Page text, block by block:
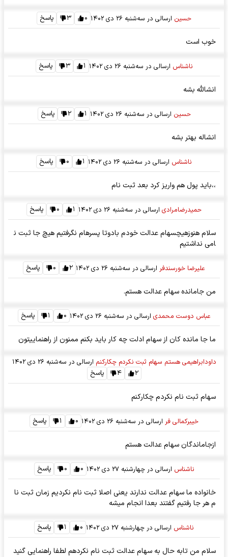
حسین ارسالی در سه‌شنبه ۲۶ دی ۱۴۰۲ ۰ ۳ پاسخ
خوب است
ناشناس ارسالی در سه‌شنبه ۲۶ دی ۱۴۰۲ ۱ ۳ پاسخ
انشالله بشه
حسین ارسالی در سه‌شنبه ۲۶ دی ۱۴۰۲ ۱ ۲ پاسخ
انشاله بهتر بشه
ناشناس ارسالی در سه‌شنبه ۲۶ دی ۱۴۰۲ ۱ ۰ پاسخ
،،باید پول هم واریز کرد بعد ثبت نام
حمیدرضامرادی ارسالی در سه‌شنبه ۲۶ دی ۱۴۰۲ ۱ ۰ پاسخ
سلام هنوزهیچسهام عدالت خودم بادوتا پسرهام نگرفتیم هیچ جا ثبت ن
امی نداشتیم
علیرضا خورسندفر ارسالی در سه‌شنبه ۲۶ دی ۱۴۰۲ ۲ ۰ پاسخ
من جامانده سهام عدالت هستم.
عباس دوست محمدی ارسالی در سه‌شنبه ۲۶ دی ۱۴۰۲ ۰ ۱ پاسخ
ما جا مانده کان از سهام ادلت چه کار باید بکنم ممنون از راهنماییتون
داودابراهیمی هستم سهام ثبت نکردم چکارکنم ارسالی در سه‌شنبه ۲۶ دی ۱۴۰۲
۲ ۴ پاسخ
سهام ثبت نام نکردم چکارکنم
خیبرکمالی فر ارسالی در سه‌شنبه ۲۶ دی ۱۴۰۲ ۰ ۱ پاسخ
ازجاماندگان سهام عدالت هستم
ناشناس ارسالی درچهارشنبه ۲۷ دی ۱۴۰۲ ۰ ۰ پاسخ
خانواده ما سهام عدالت ندارند یعنی اصلا ثبت نام نکردیم زمان ثبت نا
م هر جا رفتیم گفتند بعدا انجام میشه
ناشناس ارسالی در چهارشنبه ۲۷ دی ۱۴۰۲ ۰ ۱ پاسخ
سلام من تابه حال به سهام عدالت ثبت نام نکردهم لطفا راهنمایی گنید